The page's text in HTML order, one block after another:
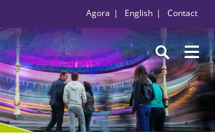
Agora English Contact